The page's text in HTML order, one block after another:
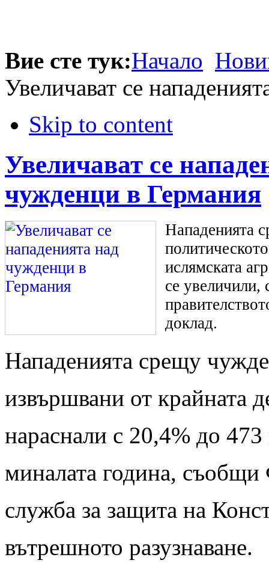
Вие сте тук:Начало
Увеличават се
Skip to content
Увеличават се
чужденци в Германия
Нападенията
ислямската
се увеличили,
доклад.
Нападенията срещу
извършвани от крайната
нараснали с 20,4% до
миналата година, съобщи
служба за защита на
вътрешното разузнаване.